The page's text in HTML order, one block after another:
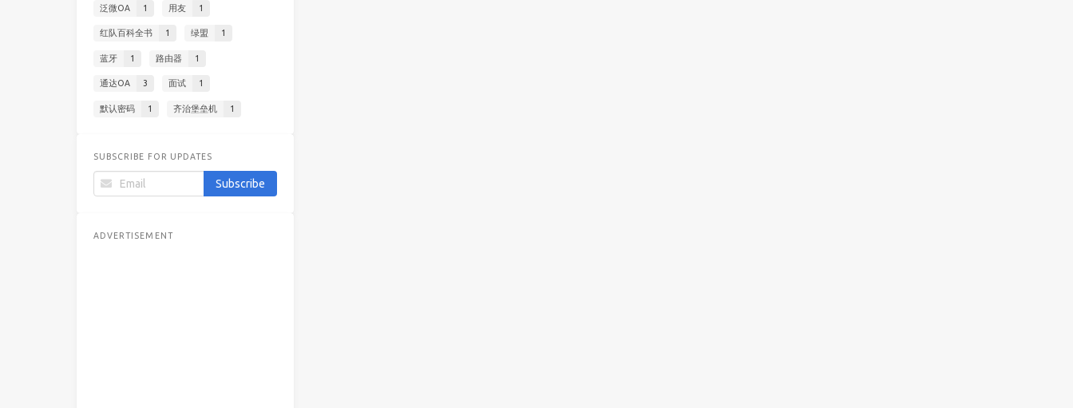
泛微OA 1 用友 1
红队百科全书 1 绿盟 1
蓝牙 1 路由器 1
通达OA 3 面试 1
默认密码 1 齐治堡垒机 1
SUBSCRIBE FOR UPDATES
ADVERTISEMENT